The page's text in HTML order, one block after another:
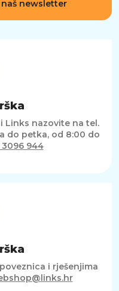
newsletter
Links nazovite na tel.
do petka, od 8:00 do
3096 944
i rješenjima